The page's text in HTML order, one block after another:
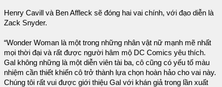
Henry Cavill và Ben Affleck sẽ đóng hai vai chính, với đạo diễn là
Zack Snyder.
“Wonder Woman là một trong những nhân vật nữ mạnh mẽ nhất
mọi thời đại và rất được người hâm mộ DC Comics yêu thích.
Gal không những là một diễn viên tài ba, cô cũng có yếu tố màu
nhiệm cần thiết khiến cô trở thành lựa chọn hoàn hảo cho vai này.
Chúng tôi rất vui được giới thiệu Gal với khán giả trong lần xuất